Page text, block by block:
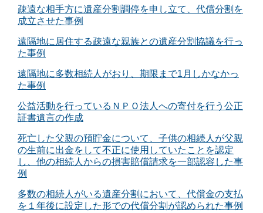
疎遠な相手方に遺産分割調停を申し立て、代償分割を
成立させた事例
遠隔地に居住する疎遠な親族との遺産分割協議を行っ
た事例
遠隔地に多数相続人がおり、期限まで1月しかなかっ
た事例
公益活動を行っているＮＰＯ法人への寄付を行う公正
証書遺言の作成
死亡した父親の預貯金について、子供の相続人が父親
の生前に出金をして不正に使用していたことを認定
し、他の相続人からの損害賠償請求を一部認容した事
例
多数の相続人がいる遺産分割において、代償金の支払
を１年後に設定した形での代償分割が認められた事例